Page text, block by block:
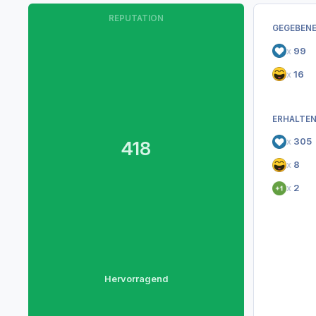
REPUTATION
418
Hervorragend
x 99
x 16
x 305
x 8
x 2